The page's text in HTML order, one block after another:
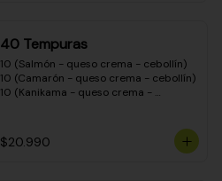
40 Tempuras
10 (Salmón - queso crema - cebollín)
10 (Camarón - queso crema - cebollín)
10 (Kanikama - queso crema -
$20.990